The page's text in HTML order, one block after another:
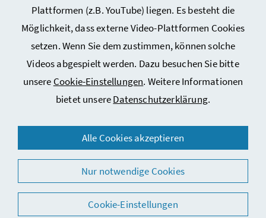
Plattformen (z.B. YouTube) liegen. Es besteht die
Möglichkeit, dass externe Video-Plattformen Cookies
setzen. Wenn Sie dem zustimmen, können solche
Videos abgespielt werden. Dazu besuchen Sie bitte
unsere Cookie-Einstellungen. Weitere Informationen
bietet unsereDatenschutzerklärung.
Alle Cookies akzeptieren
Nur notwendige Cookies
Cookie-Einstellungen
Sitemap
Cookie-Einstellungen
© 2026 Bundesministerium für Arbeit, Soziales, Gesundheit,
Pflege und Konsumentenschutz